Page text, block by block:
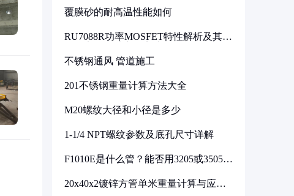
覆膜砂的耐高温性能如何
RU7088R功率MOSFET特性解析及其在
不锈钢通风 管道施工
201不锈钢重量计算方法大全
M20螺纹大径和小径是多少
1-1/4 NPT螺纹参数及底孔尺寸详解
F1010E是什么管？能否用3205或3505代
20x40x2镀锌方管单米重量计算与应用